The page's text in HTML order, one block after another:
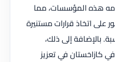
هذه المؤسسات، مما
على اتخاذ قرارات مستنيرة
بالإضافة إلى ذلك،
كازاخستان في تعزيز